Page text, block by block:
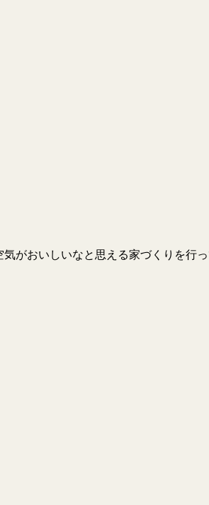
がおいしいなと思える家づくりを行っ